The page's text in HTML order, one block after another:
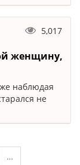
5,017
наблюдая
не
…